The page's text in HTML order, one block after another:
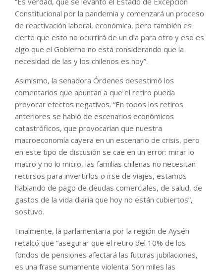
Constitucional por la pandemia y comenzará un proceso
de reactivación laboral, económica, pero también es
cierto que esto no ocurrirá de un día para otro y eso es
algo que el Gobierno no está considerando que la
necesidad de las y los chilenos es hoy”.
Asimismo, la senadora Órdenes desestimó los
comentarios que apuntan a que el retiro pueda
provocar efectos negativos. “En todos los retiros
anteriores se habló de escenarios económicos
catastróficos, que provocarían que nuestra
macroeconomía cayera en un escenario de crisis, pero
en este tipo de discusión se cae en un error: mirar lo
macro y no lo micro, las familias chilenas no necesitan
recursos para invertirlos o irse de viajes, estamos
hablando de pago de deudas comerciales, de salud, de
gastos de la vida diaria que hoy no están cubiertos”,
sostuvo.
Finalmente, la parlamentaria por la región de Aysén
recalcó que “asegurar que el retiro del 10% de los
fondos de pensiones afectará las futuras jubilaciones,
es una frase sumamente violenta. Son miles las